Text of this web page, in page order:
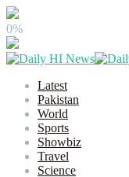
0%
Latest
Pakistan
World
Sports
Showbiz
Travel
Science